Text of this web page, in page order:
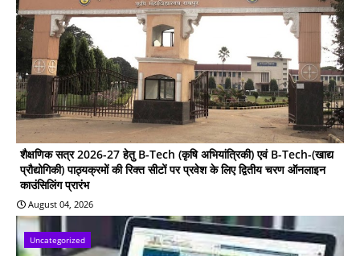
शैक्षणिक सत्र 2026-27 हेतु B-Tech (कृषि अभियांत्रिकी) एवं B-Tech-(खाद्य
प्रौद्योगिकी) पाठ्यक्रमों की रिक्त सीटों पर प्रवेश के लिए द्वितीय चरण ऑनलाइन
काउंसिलिंग प्रारंभ
August 04, 2026
Uncategorized